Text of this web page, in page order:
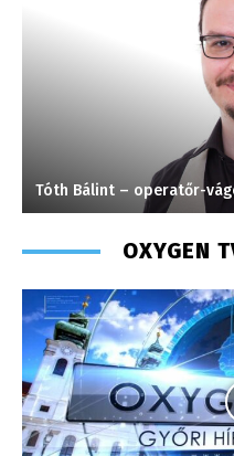
Tóth Bálint – operatőr-
OXYGEN